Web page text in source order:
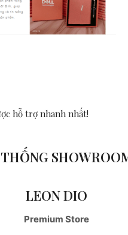
hỗ trợ nhanh nhất!
LEON DIO
Premium Store